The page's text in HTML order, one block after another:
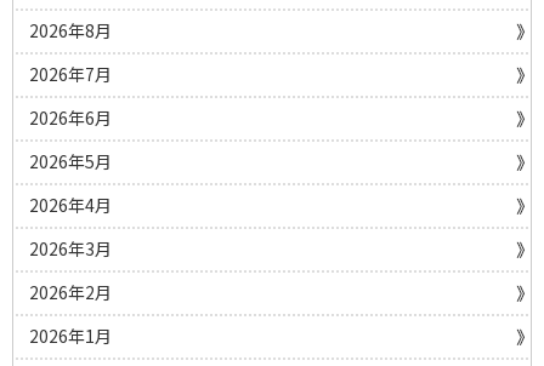
2026年8月
2026年7月
2026年6月
2026年5月
2026年4月
2026年3月
2026年2月
2026年1月